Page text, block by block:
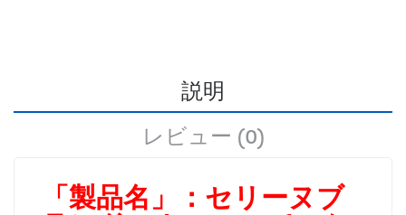
説明
レビュー (0)
「製品名」： セリーヌブ